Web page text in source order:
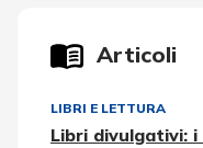
Articoli
LIBRI E LETTURA
Libri divulgativi: